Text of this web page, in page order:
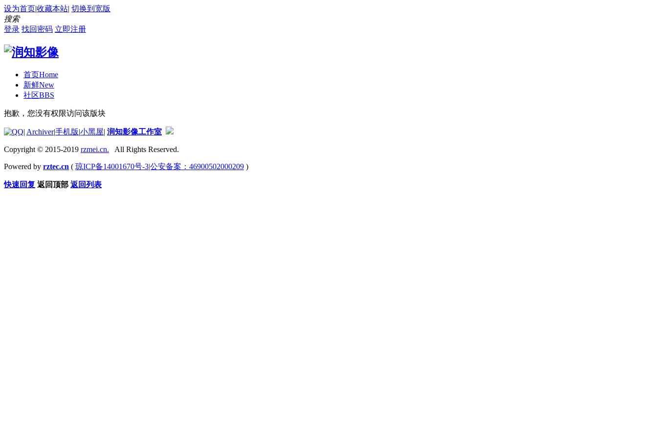
设为首页|收藏本站| 切换到宽版
搜索
登录 找回密码 立即注册
首页Home
新鲜New
社区BBS
抱歉，您没有权限访问该版块
| Archiver|手机版|小黑屋| 润知影像工作室
Copyright © 2015-2019 rzmei.cn. All Rights Reserved.
Powered by rztec.cn ( 琼ICP备14001670号-3|公安备案：46900502000209 )
快速回复 返回顶部 返回列表